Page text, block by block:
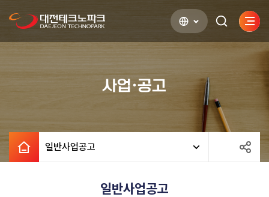
검색하기사이
열기
사업·공고
일반사업공고
일반사업공고